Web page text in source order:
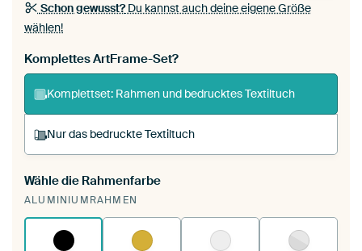
Schon gewusst?Du kannst auch deine eigene Größe
wählen!
Komplettes ArtFrame-Set?
Komplettset: Rahmen und bedrucktes Textiltuch
Nur das bedruckte Textiltuch
Du spannst einen wechselbaren Textiltuch in
deinen vorhandenen ArtFrame™.
funktioniert es.
Wähle die Rahmenfarbe
ALUMINIUMRAHMEN